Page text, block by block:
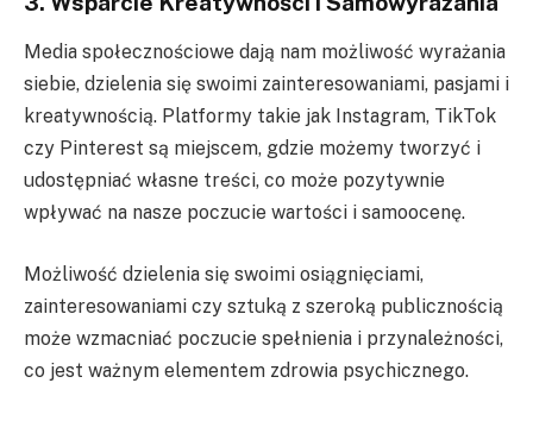
Media społecznościowe dają nam możliwość wyrażania
siebie, dzielenia się swoimi zainteresowaniami, pasjami i
kreatywnością. Platformy takie jak Instagram, TikTok
czy Pinterest są miejscem, gdzie możemy tworzyć i
udostępniać własne treści, co może pozytywnie
wpływać na nasze poczucie wartości i samoocenę.
Możliwość dzielenia się swoimi osiągnięciami,
zainteresowaniami czy sztuką z szeroką publicznością
może wzmacniać poczucie spełnienia i przynależności,
co jest ważnym elementem zdrowia psychicznego.